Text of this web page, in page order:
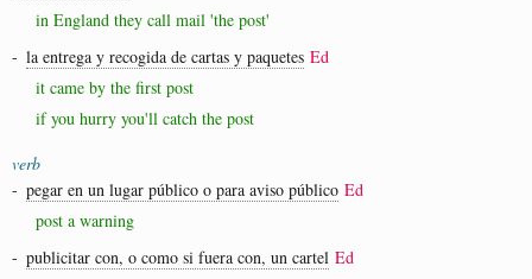
in England they call mail 'the post'
- la entrega y recogida de cartas y paquetes Ed
it came by the first post
if you hurry you'll catch the post
verb
- pegar en un lugar público o para aviso público Ed
post a warning
- publicitar con, o como si fuera con, un cartel Ed